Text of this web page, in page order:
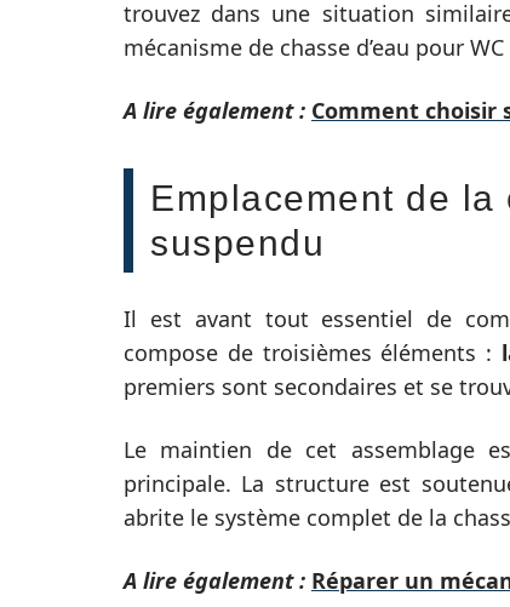
trouvez dans une situation
mécanisme de chasse d’eau pour
A lire également : Comment choisir
Emplacement de la
suspendu
Il est avant tout essentiel de
compose de troisièmes éléments :
premiers sont secondaires et se
Le maintien de cet assemblage
principale. La structure est
abrite le système complet de la
A lire également : Réparer un